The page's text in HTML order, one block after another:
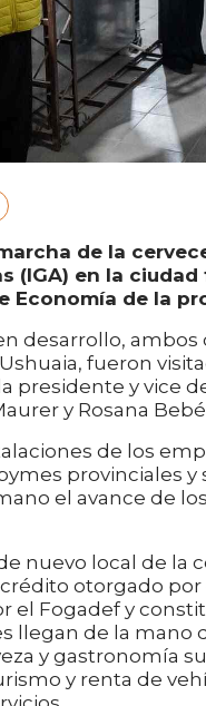
de la
(IGA) en la
Economía de la
desarrollo, ambos
fueron
presidente y vice
y Rosana
de los
provinciales
el avance de
nuevo local de la
otorgado por
el Fogadef y
llegan de la mano
y gastronomía
y renta de